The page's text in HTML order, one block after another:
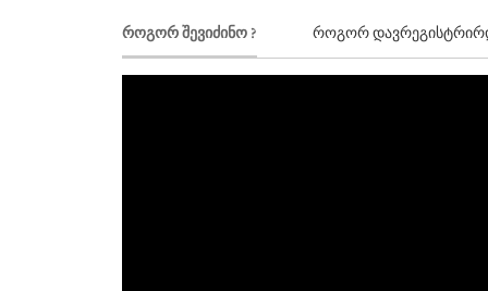
როგორ შევიძინო ? როგორ